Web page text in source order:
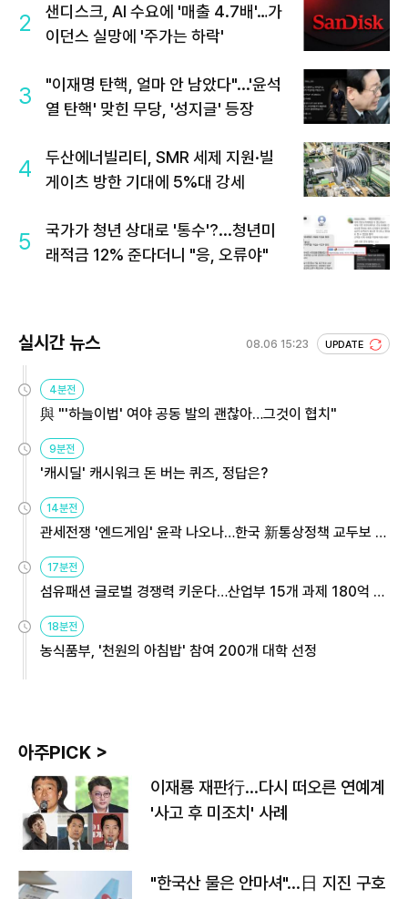
2
샌디스크, AI 수요에 '매출 4.7배'…가
이던스 실망에 '주가는 하락'
3
"이재명 탄핵, 얼마 안 남았다"...'윤석
열 탄핵' 맞힌 무당, '성지글' 등장
4
두산에너빌리티, SMR 세제 지원·빌
게이츠 방한 기대에 5%대 강세
5
국가가 청년 상대로 '통수'?...청년미
래적금 12% 준다더니 "응, 오류야"
실시간 뉴스 08.06 15:23 UPDATE
4분전
與 "'하늘이법' 여야 공동 발의 괜찮아…그것이 협치"
9분전
'캐시딜' 캐시워크 돈 버는 퀴즈, 정답은?
14분전
관세전쟁 '엔드게임' 윤곽 나오나…한국 新통상정책 교두보 활
17분전
섬유패션 글로벌 경쟁력 키운다…산업부 15개 과제 180억 지
18분전
농식품부, '천원의 아침밥' 참여 200개 대학 선정
아주PICK >
이재룡 재판行…다시 떠오른 연예계
'사고 후 미조치' 사례
"한국산 물은 안마셔"…日 지진 구호